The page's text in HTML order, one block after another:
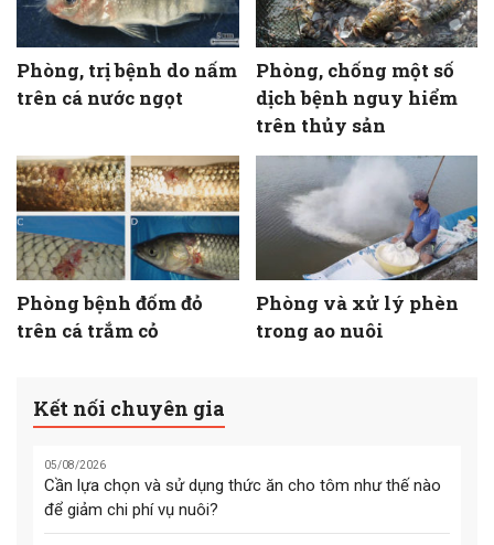
Phòng, trị bệnh do nấm
trên cá nước ngọt
Phòng, chống một số
dịch bệnh nguy hiểm
trên thủy sản
Phòng bệnh đốm đỏ
trên cá trắm cỏ
Phòng và xử lý phèn
trong ao nuôi
Kết nối chuyên gia
05/08/2026
Cần lựa chọn và sử dụng thức ăn cho tôm như thế nào
để giảm chi phí vụ nuôi?